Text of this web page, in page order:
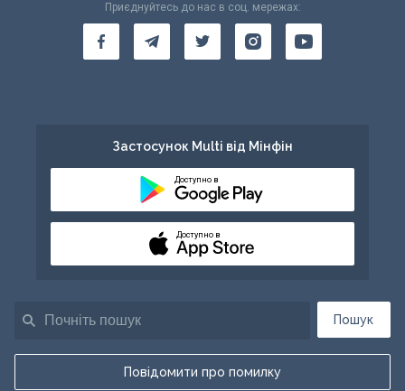
Пошук
Повідомити про помилку
Приєднуйтесь до нас в соц. мережах:
Застосунок Multi від Мінфін
Доступно в
Доступно в